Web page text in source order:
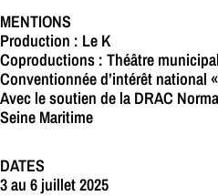
MENTIONS
Production : Le K
Coproductions : Théâtre
Conventionnée d’intérêt national
Avec le soutien de la DRAC
Seine Maritime
DATES
3 au 6 juillet 2025